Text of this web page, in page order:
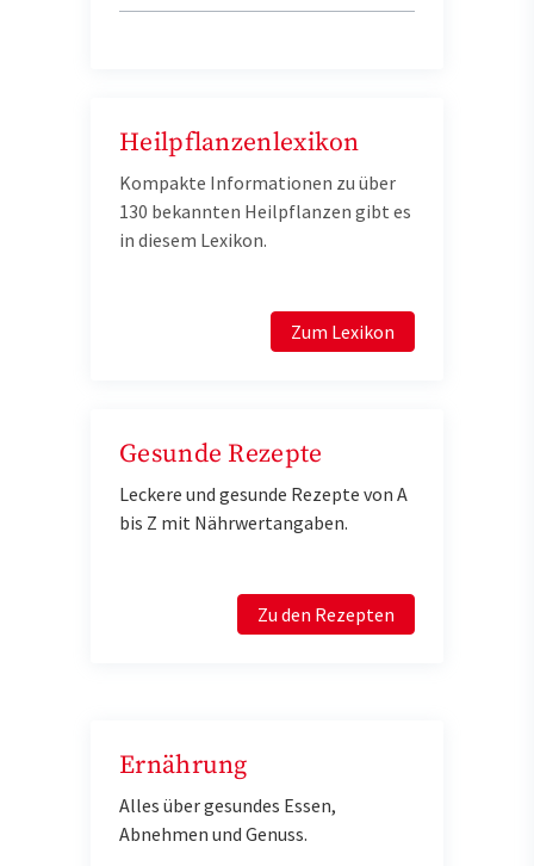
Heilpflanzenlexikon
Kompakte Informationen zu über
130 bekannten Heilpflanzen gibt es
in diesem Lexikon.
Zum Lexikon
Gesunde Rezepte
Leckere und gesunde Rezepte von A
bis Z mit Nährwertangaben.
Zu den Rezepten
Ernährung
Alles über gesundes Essen,
Abnehmen und Genuss.